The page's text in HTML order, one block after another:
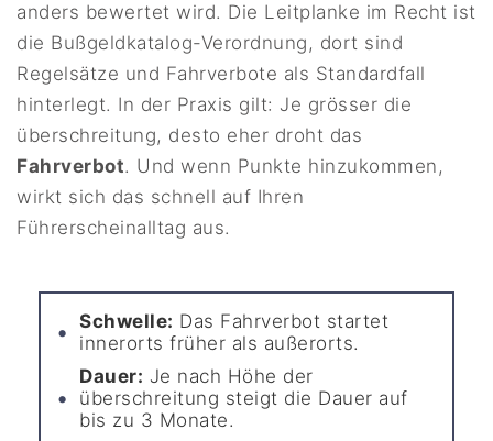
anders bewertet wird. Die Leitplanke im Recht ist
die Bußgeldkatalog-Verordnung, dort sind
Regelsätze und Fahrverbote als Standardfall
hinterlegt. In der Praxis gilt: Je grösser die
überschreitung, desto eher droht das
Fahrverbot. Und wenn Punkte hinzukommen,
wirkt sich das schnell auf Ihren
Führerscheinalltag aus.
Schwelle: Das Fahrverbot startet
innerorts früher als außerorts.
Dauer: Je nach Höhe der
überschreitung steigt die Dauer auf
bis zu 3 Monate.